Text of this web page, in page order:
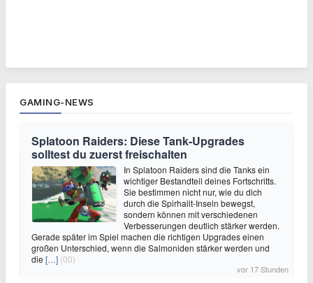
GAMING-NEWS
Splatoon Raiders: Diese Tank-Upgrades
solltest du zuerst freischalten
In Splatoon Raiders sind die Tanks ein
wichtiger Bestandteil deines Fortschritts.
Sie bestimmen nicht nur, wie du dich
durch die Spirhalit-Inseln bewegst,
sondern können mit verschiedenen
Verbesserungen deutlich stärker werden.
Gerade später im Spiel machen die richtigen Upgrades einen
großen Unterschied, wenn die Salmoniden stärker werden und
die […] (00)
vor 17 Stunden